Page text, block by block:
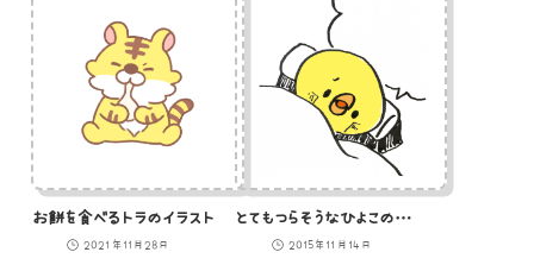
お餅を食べるトラのイラスト
2021年11月28日
とてもつらそうなひよこのイラスト
2015年11月14日